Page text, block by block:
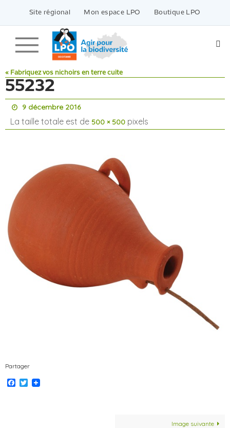
contenu
Site régional Mon espace LPO Boutique LPO
« Fabriquez vos nichoirs en terre cuite
55232
9 décembre 2016
La taille totale est de 500 × 500 pixels
Partager
Facebook
Twitter
Image suivante